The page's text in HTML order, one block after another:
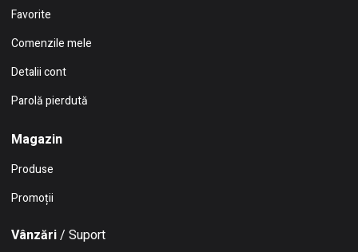
Favorite
Comenzile mele
Detalii cont
Parolă pierdută
Magazin
Produse
Promoții
Vânzări/ Suport